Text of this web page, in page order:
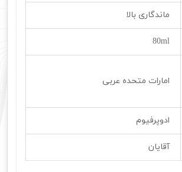
ماندگاری بالا
80ml
امارات متحده عربی
ادوپرفیوم
آقایان